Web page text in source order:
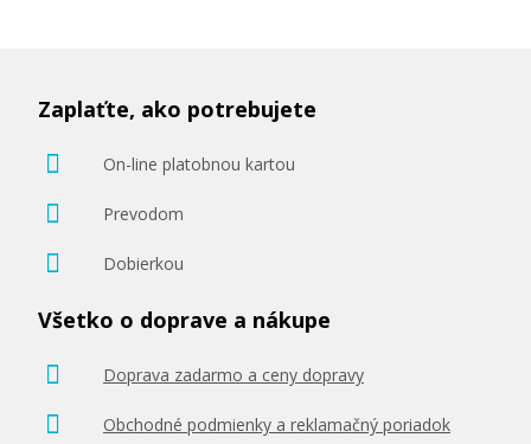
Zaplaťte, ako potrebujete
On-line platobnou kartou
Prevodom
Dobierkou
Všetko o doprave a nákupe
Doprava zadarmo a ceny dopravy
Obchodné podmienky a reklamačný poriadok